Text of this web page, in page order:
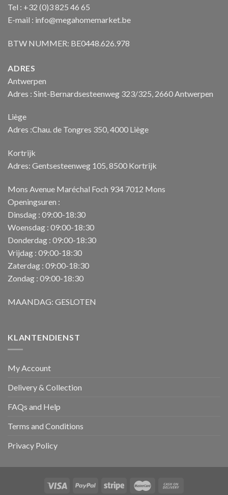
Tel : +32 (0)3 825 46 65
E-mail : info@megahomemarket.be
BTW NUMMER: BE0448.626.978
ADRES
Antwerpen
Adres : Sint-Bernardsesteenweg 323/325, 2660 Antwerpen
Liège
Adres :Chau. de Tongres 350, 4000 Liège
Kortrijk
Adres: Gentsesteenweg 105, 8500 Kortrijk
Mons Avenue Maréchal Foch 934 7012 Mons
Openingsuren :
Dinsdag : 09:00-18:30
Woensdag : 09:00-18:30
Donderdag : 09:00-18:30
Vrijdag : 09:00-18:30
Zaterdag : 09:00-18:30
Zondag : 09:00-18:30
MAANDAG: GESLOTEN
KLANTENDIENST
My Account
Delivery & Collection
FAQs and Help
Terms and Conditions
Privacy Policy